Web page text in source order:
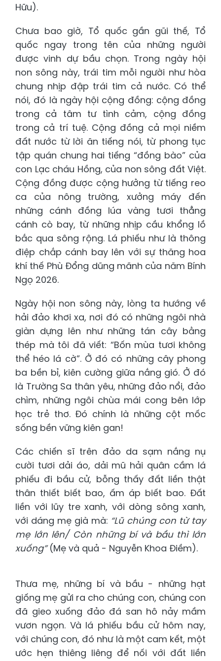
Hữu).
Chưa bao giờ, Tổ quốc gần gũi thế, Tổ
quốc ngay trong tên của những người
được vinh dự bầu chọn. Trong ngày hội
non sông này, trái tim mỗi người như hòa
chung nhịp đập trái tim cả nước. Có thể
nói, đó là ngày hội cộng đồng: cộng đồng
trong cả tâm tư tình cảm, cộng đồng
trong cả trí tuệ. Cộng đồng cả mọi niềm
đất nước từ lời ăn tiếng nói, từ phong tục
tập quán chung hai tiếng “đồng bào” của
con Lạc cháu Hồng, của non sông đất Việt.
Cộng đồng được cộng hưởng từ tiếng reo
ca của nông trường, xưởng máy đến
những cánh đồng lúa vàng tươi thẳng
cánh cò bay, từ những nhịp cầu khổng lồ
bắc qua sông rộng. Lá phiếu như là thông
điệp chắp cánh bay lên với sự thăng hoa
khí thế Phù Đổng dũng mãnh của năm Bính
Ngọ 2026.
Ngày hội non sông này, lòng ta hướng về
hải đảo khơi xa, nơi đó có những ngôi nhà
giàn dựng lên như những tán cây bằng
thép mà tôi đã viết: “Bốn mùa tươi không
thể héo lá cờ”. Ở đó có những cây phong
ba bền bỉ, kiên cường giữa nắng gió. Ở đó
là Trường Sa thân yêu, những đảo nổi, đảo
chìm, những ngôi chùa mái cong bên lớp
học trẻ thơ. Đó chính là những cột mốc
sống bền vững kiên gan!
Các chiến sĩ trên đảo da sạm nắng nụ
cười tươi dải áo, dải mũ hải quân cầm lá
phiếu đi bầu cử, bỗng thấy đất liền thật
thân thiết biết bao, ấm áp biết bao. Đất
liền với lũy tre xanh, với dòng sông xanh,
với dáng mẹ già mà: “Lũ chúng con từ tay
mẹ lớn lên/ Còn những bí và bầu thì lớn
xuống”(Mẹ và quả - Nguyễn Khoa Điềm).
Thưa mẹ, những bí và bầu - những hạt
giống mẹ gửi ra cho chúng con, chúng con
đã gieo xuống đảo đá san hô nảy mầm
vươn ngọn. Và lá phiếu bầu cử hôm nay,
với chúng con, đó như là một cam kết, một
ước hẹn thiêng liêng để nối với đất liền